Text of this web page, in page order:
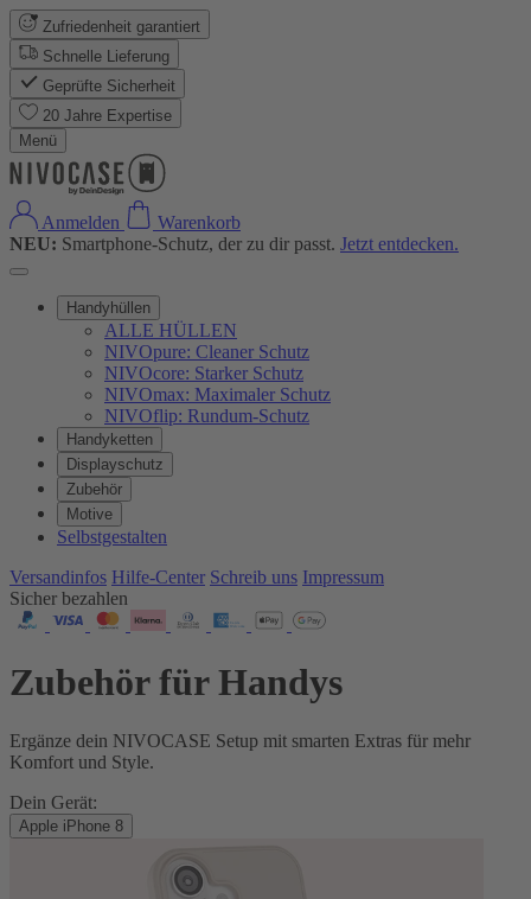
Zufriedenheit garantiert
Schnelle Lieferung
Geprüfte Sicherheit
20 Jahre Expertise
Menü
Anmelden
Warenkorb
NEU: Smartphone-Schutz, der zu dir passt. Jetzt entdecken.
Handyhüllen
ALLE HÜLLEN
NIVOpure: Cleaner Schutz
NIVOcore: Starker Schutz
NIVOmax: Maximaler Schutz
NIVOflip: Rundum-Schutz
Handyketten
Displayschutz
Zubehör
Motive
Selbstgestalten
Versandinfos Hilfe-Center Schreib uns Impressum
Sicher bezahlen
Zubehör für Handys
Ergänze dein NIVOCASE Setup mit smarten Extras für mehr
Komfort und Style.
Dein Gerät:
Apple iPhone 8